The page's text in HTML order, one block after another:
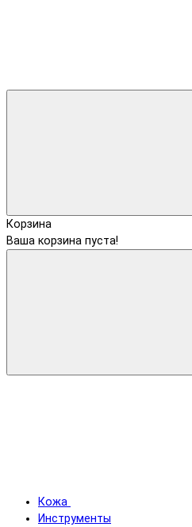
Корзина
Ваша корзина пуста!
Кожа
Инструменты